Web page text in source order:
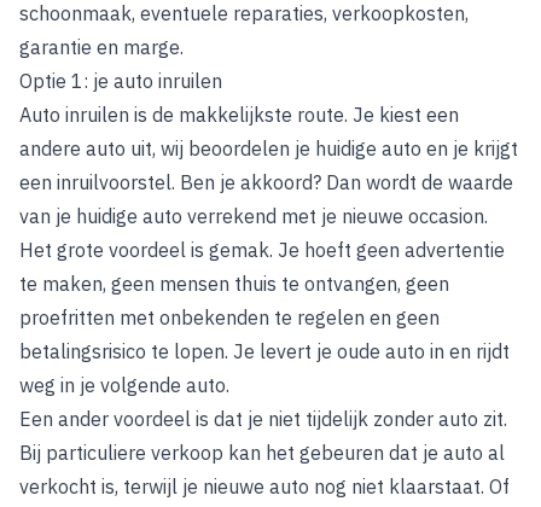
schoonmaak, eventuele reparaties, verkoopkosten,
garantie en marge.
Optie 1: je auto inruilen
Auto inruilen is de makkelijkste route. Je kiest een
andere auto uit, wij beoordelen je huidige auto en je krijgt
een inruilvoorstel. Ben je akkoord? Dan wordt de waarde
van je huidige auto verrekend met je nieuwe occasion.
Het grote voordeel is gemak. Je hoeft geen advertentie
te maken, geen mensen thuis te ontvangen, geen
proefritten met onbekenden te regelen en geen
betalingsrisico te lopen. Je levert je oude auto in en rijdt
weg in je volgende auto.
Een ander voordeel is dat je niet tijdelijk zonder auto zit.
Bij particuliere verkoop kan het gebeuren dat je auto al
verkocht is, terwijl je nieuwe auto nog niet klaarstaat. Of